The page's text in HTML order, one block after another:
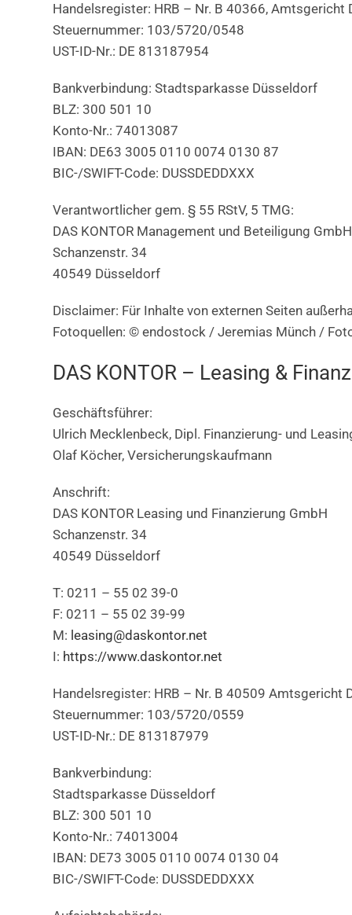
Handelsregister: HRB – Nr. B 40366, Amtsgericht
Steuernummer: 103/5720/0548
UST-ID-Nr.: DE 813187954
Bankverbindung: Stadtsparkasse Düsseldorf
BLZ: 300 501 10
Konto-Nr.: 74013087
IBAN: DE63 3005 0110 0074 0130 87
BIC-/SWIFT-Code: DUSSDEDDXXX
Verantwortlicher gem. § 55 RStV, 5 TMG:
DAS KONTOR Management und Beteiligung GmbH
Schanzenstr. 34
40549 Düsseldorf
Disclaimer: Für Inhalte von externen Seiten
Fotoquellen: © endostock / Jeremias Münch /
DAS KONTOR – Leasing &
Geschäftsführer:
Ulrich Mecklenbeck, Dipl. Finanzierung- und
Olaf Köcher, Versicherungskaufmann
Anschrift:
DAS KONTOR Leasing und Finanzierung GmbH
Schanzenstr. 34
40549 Düsseldorf
T: 0211 – 55 02 39-0
F: 0211 – 55 02 39-99
M: leasing@daskontor.net
I: https://www.daskontor.net
Handelsregister: HRB – Nr. B 40509 Amtsgericht
Steuernummer: 103/5720/0559
UST-ID-Nr.: DE 813187979
Bankverbindung:
Stadtsparkasse Düsseldorf
BLZ: 300 501 10
Konto-Nr.: 74013004
IBAN: DE73 3005 0110 0074 0130 04
BIC-/SWIFT-Code: DUSSDEDDXXX